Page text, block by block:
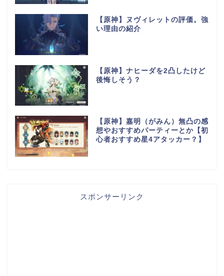
【原神】ヌヴィレットの評価。強
い理由の紹介
【原神】ナヒーダを2凸したけど
後悔しそう？
【原神】嘉明（がみん）無凸の感
想やおすすめパーティーとか【初
心者おすすめ星4アタッカー？】
スポンサーリンク